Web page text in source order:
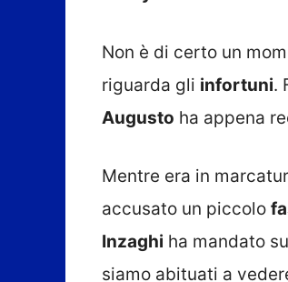
Non è di certo un
riguarda gli infortuni.
Augusto ha appena
Mentre era in
accusato un piccolo
Inzaghi ha mandato
siamo abituati a